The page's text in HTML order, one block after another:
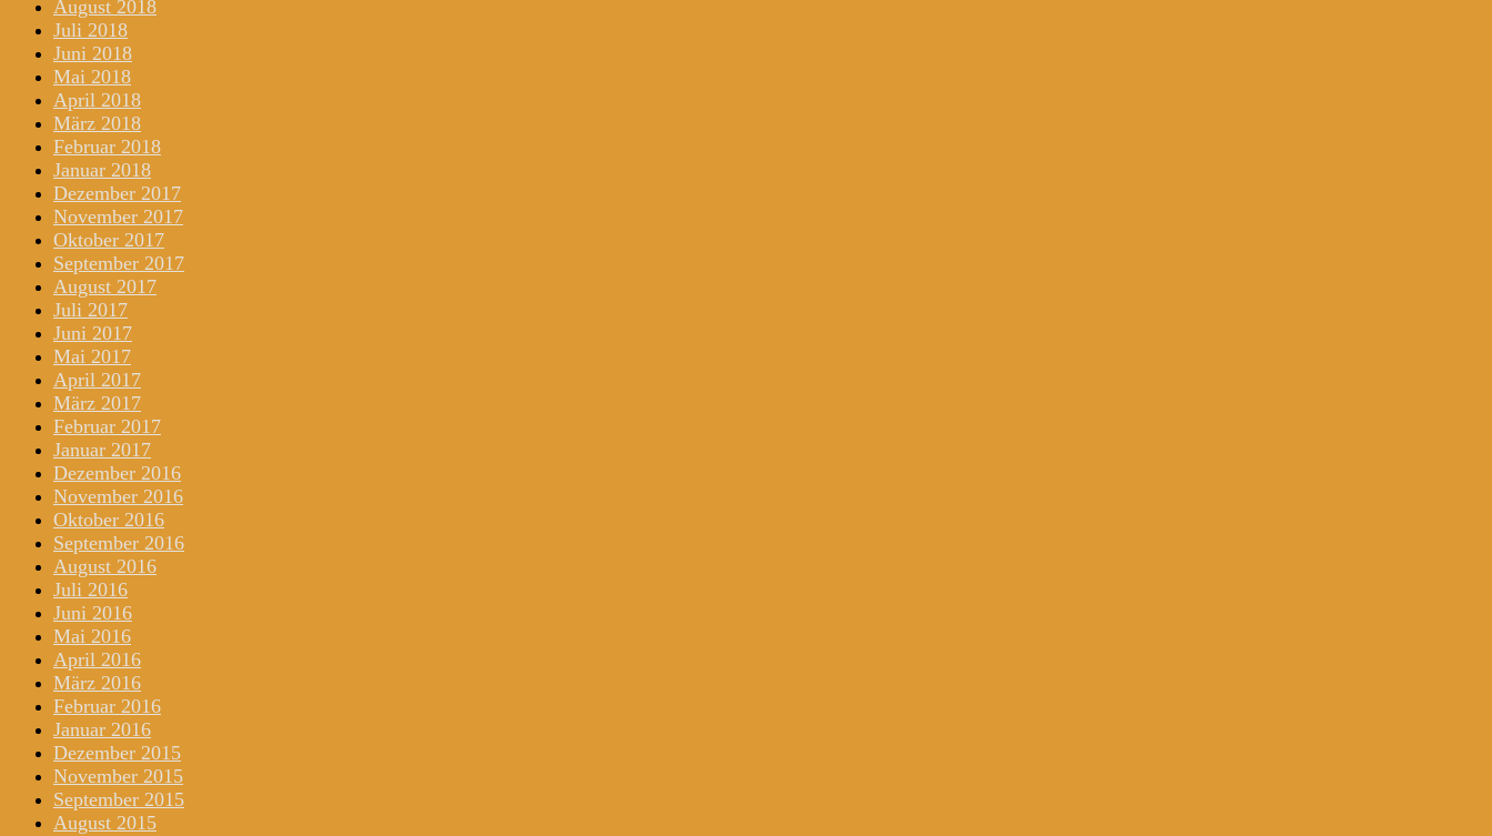
August 2018
Juli 2018
Juni 2018
Mai 2018
April 2018
März 2018
Februar 2018
Januar 2018
Dezember 2017
November 2017
Oktober 2017
September 2017
August 2017
Juli 2017
Juni 2017
Mai 2017
April 2017
März 2017
Februar 2017
Januar 2017
Dezember 2016
November 2016
Oktober 2016
September 2016
August 2016
Juli 2016
Juni 2016
Mai 2016
April 2016
März 2016
Februar 2016
Januar 2016
Dezember 2015
November 2015
September 2015
August 2015